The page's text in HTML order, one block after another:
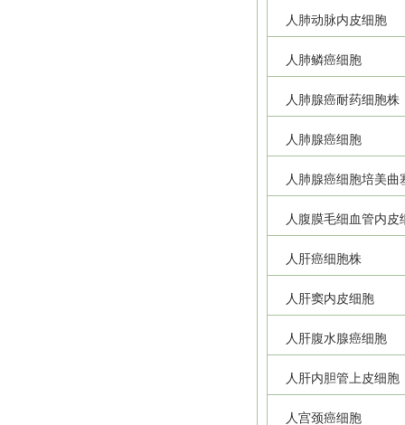
人肺动脉内皮细胞
人肺鳞癌细胞
人肺腺癌耐药细胞株
人肺腺癌细胞
人肺腺癌细胞培美曲
人腹膜毛细血管内皮
人肝癌细胞株
人肝窦内皮细胞
人肝腹水腺癌细胞
人肝内胆管上皮细胞
人宫颈癌细胞